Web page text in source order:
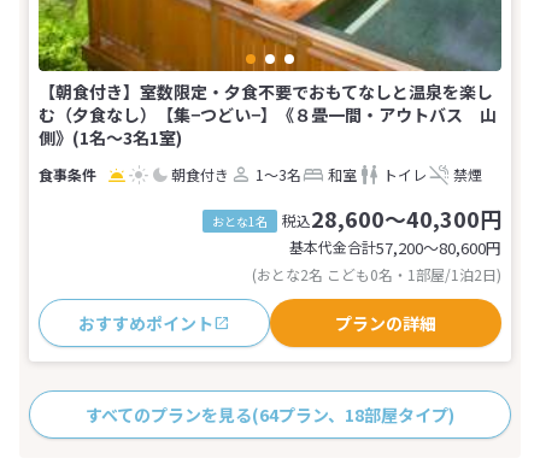
【朝食付き】室数限定・夕食不要でおもてなしと温泉を楽し
む（夕食なし）【集−つどい−】《８畳一間・アウトバス 山
側》(1名～3名1室)
朝食付き 1～3名 和室 トイレ 禁煙
おとな1名 税込28,600～40,300円
基本代金合計57,200〜80,600円
(おとな2名 こども0名・1部屋/1泊2日)
おすすめポイント プランの詳細
すべてのプランを見る(64プラン、18部屋タイプ)